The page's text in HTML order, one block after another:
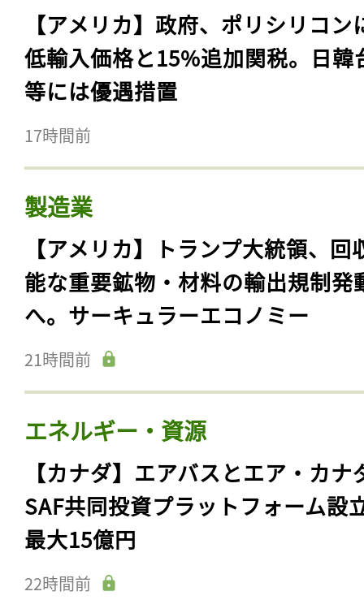
【アメリカ】政府、ポリシリコン
低輸入価格と15%追加関税。日韓
等には優遇措置
17時間前
製造業
【アメリカ】トランプ大統領、回
能な重要鉱物・材料の輸出規制発
へ。サーキュラーエコノミー
21時間前
エネルギー・資源
【カナダ】エアバスとエア・カナ
SAF共同投資プラットフォーム設
最大15億円
22時間前